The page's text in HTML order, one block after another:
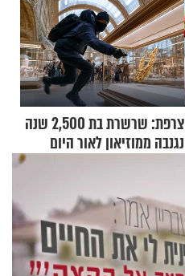
צרפת: שרשרת בת 2,500 שנה
נגנבה ממוזיאון לאור היום